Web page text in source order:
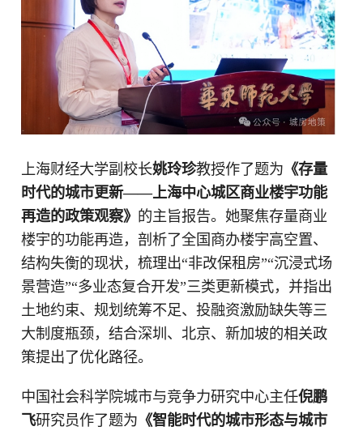
上海财经大学副校长姚玲珍教授作了题为 《存量
时代的城市更新——上海中心城区商业楼宇功能
再造的政策观察》 的主旨报告。她聚焦存量商业
楼宇的功能再造，剖析了全国商办楼宇高空置、
结构失衡的现状，梳理出“非改保租房”“沉浸式场
景营造”“多业态复合开发”三类更新模式，并指出
土地约束、规划统筹不足、投融资激励缺失等三
大制度瓶颈，结合深圳、北京、新加坡的相关政
策提出了优化路径。
中国社会科学院城市与竞争力研究中心主任倪鹏
飞研究员作了题为 《智能时代的城市形态与城市